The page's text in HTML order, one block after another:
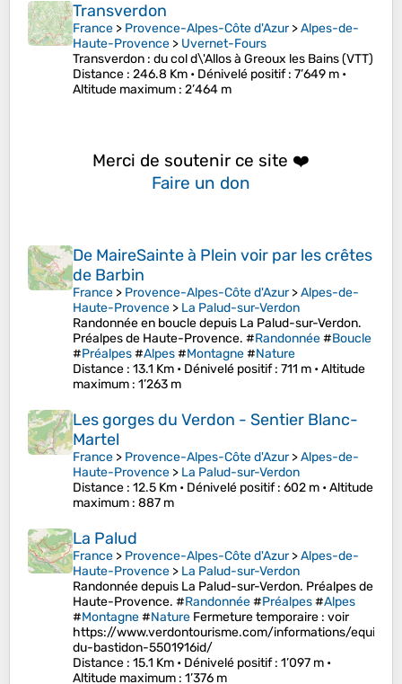
Transverdon
France > Provence-Alpes-Côte d'Azur>Alpes-de-
Haute-Provence > Uvernet-Fours
Transverdon : du col d\'Allos à Greoux les Bains (VTT)
Distance : 246.8 Km • Dénivelé positif: 7’649 m •
Altitude maximum : 2’464 m
Merci de soutenir ce site ❤️
Faire un don
De MaireSainte à Plein voir par les crêtes
de Barbin
France > Provence-Alpes-Côte d'Azur>Alpes-de-
Haute-Provence > La Palud-sur-Verdon
Randonnée en boucle depuis La Palud-sur-Verdon.
Préalpes de Haute-Provence. #Randonnée#Boucle
#Préalpes#Alpes#Montagne#Nature
Distance : 13.1 Km • Dénivelé positif: 711 m •Altitude
maximum : 1’263 m
Les gorges du Verdon - Sentier Blanc-
Martel
France > Provence-Alpes-Côte d'Azur>Alpes-de-
Haute-Provence > La Palud-sur-Verdon
Distance : 12.5 Km • Dénivelé positif: 602 m •Altitude
maximum : 887 m
La Palud
France > Provence-Alpes-Côte d'Azur>Alpes-de-
Haute-Provence > La Palud-sur-Verdon
Randonnée depuis La Palud-sur-Verdon. Préalpes de
Haute-Provence. #Randonnée#Préalpes#Alpes
#Montagne#Nature Fermeture temporaire : voir
https://www.verdontourisme.com/informations/
du-bastidon-5501916id/
Distance : 15.1 Km • Dénivelé positif: 1’097 m •
Altitude maximum : 1’376 m